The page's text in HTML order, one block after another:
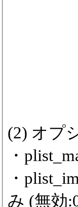
(2) オプ
・
・
み (無効